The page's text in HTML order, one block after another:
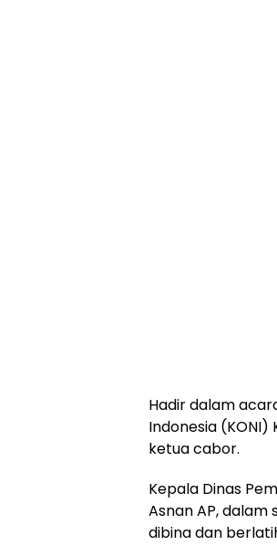
Hadir dalam
Indonesia
ketua cabor.
Kepala Dinas
Asnan AP,
dibina dan